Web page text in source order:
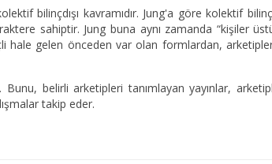
bilinçdışı kavramıdır. Jung'a göre kolektif
sahiptir. Jung buna aynı zamanda “kişiler
hale gelen önceden var olan formlardan,
belirli arketipleri tanımlayan yayınlar,
takip eder.